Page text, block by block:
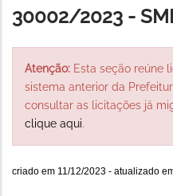
30002/2023 -
Atenção: Esta seção reúne
sistema anterior da
consultar as licitações já
clique aqui.
criado em 11/12/2023 - atualizado